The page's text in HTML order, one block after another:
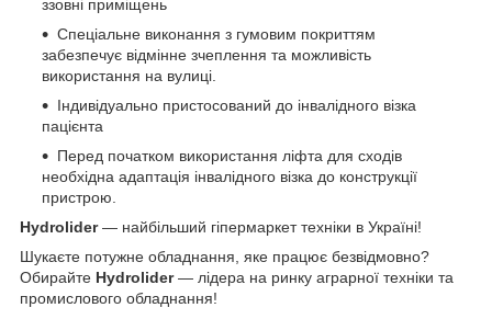
ззовні приміщень
Спеціальне виконання з гумовим покриттям
забезпечує відмінне зчеплення та можливість
використання на вулиці.
Індивідуально пристосований до інвалідного візка
пацієнта
Перед початком використання ліфта для сходів
необхідна адаптація інвалідного візка до конструкції
пристрою.
Hydrolider— найбільший гіпермаркет техніки в Україні!
Шукаєте потужне обладнання, яке працює безвідмовно?
Обирайте Hydrolider— лідера на ринку аграрної техніки та
промислового обладнання!